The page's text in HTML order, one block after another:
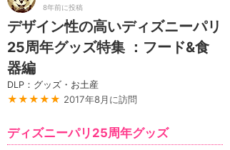
8年前に投稿
デザイン性の高いディズニーパリ
25周年グッズ特集 ：フード&食
器編
DLP：グッズ・お土産
★★★★★ 2017年8月に訪問
ディズニーパリ25周年グッズ